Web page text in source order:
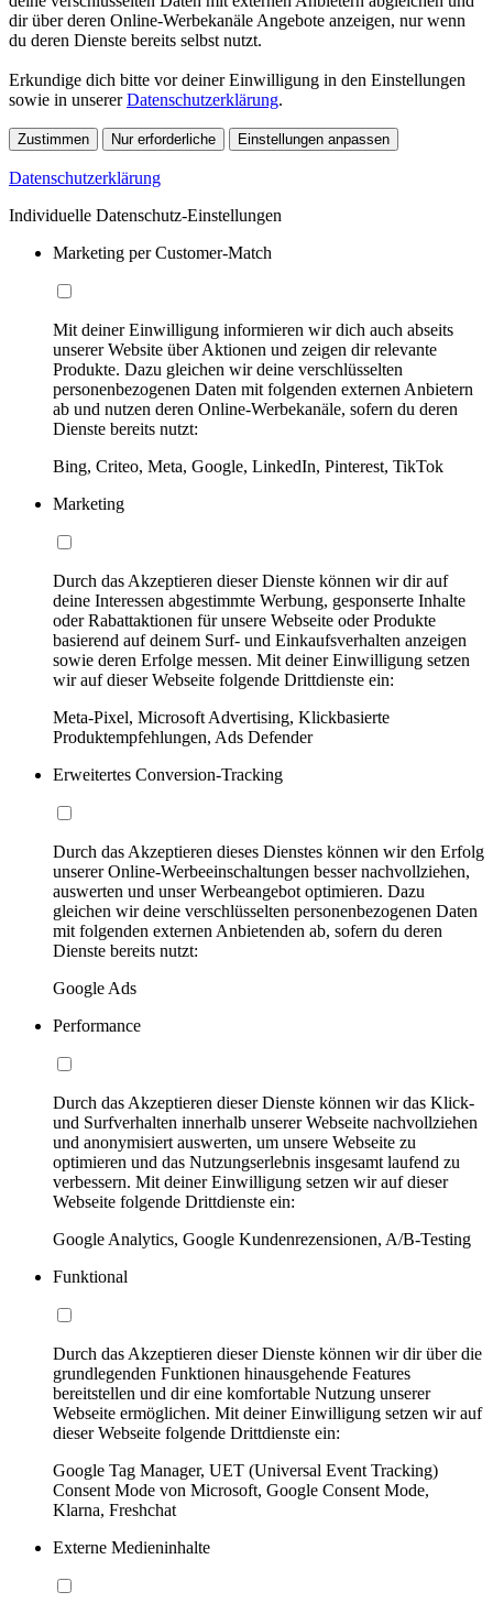
dir über deren Online-Werbekanäle Angebote anzeigen, nur wenn
du deren Dienste bereits selbst nutzt.
Erkundige dich bitte vor deiner Einwilligung in den Einstellungen
sowie in unsererDatenschutzerklärung.
Zustimmen Nur erforderliche Einstellungen anpassen
Datenschutzerklärung
Individuelle Datenschutz-Einstellungen
Marketing per Customer-Match
Mit deiner Einwilligung informieren wir dich auch abseits
unserer Website über Aktionen und zeigen dir relevante
Produkte. Dazu gleichen wir deine verschlüsselten
personenbezogenen Daten mit folgenden externen Anbietern
ab und nutzen deren Online-Werbekanäle, sofern du deren
Dienste bereits nutzt:
Bing, Criteo, Meta, Google, LinkedIn, Pinterest, TikTok
Marketing
Durch das Akzeptieren dieser Dienste können wir dir auf
deine Interessen abgestimmte Werbung, gesponserte Inhalte
oder Rabattaktionen für unsere Webseite oder Produkte
basierend auf deinem Surf- und Einkaufsverhalten anzeigen
sowie deren Erfolge messen. Mit deiner Einwilligung setzen
wir auf dieser Webseite folgende Drittdienste ein:
Meta-Pixel, Microsoft Advertising, Klickbasierte
Produktempfehlungen, Ads Defender
Erweitertes Conversion-Tracking
Durch das Akzeptieren dieses Dienstes können wir den Erfolg
unserer Online-Werbeeinschaltungen besser nachvollziehen,
auswerten und unser Werbeangebot optimieren. Dazu
gleichen wir deine verschlüsselten personenbezogenen Daten
mit folgenden externen Anbietenden ab, sofern du deren
Dienste bereits nutzt:
Google Ads
Performance
Durch das Akzeptieren dieser Dienste können wir das Klick-
und Surfverhalten innerhalb unserer Webseite nachvollziehen
und anonymisiert auswerten, um unsere Webseite zu
optimieren und das Nutzungserlebnis insgesamt laufend zu
verbessern. Mit deiner Einwilligung setzen wir auf dieser
Webseite folgende Drittdienste ein:
Google Analytics, Google Kundenrezensionen, A/B-Testing
Funktional
Durch das Akzeptieren dieser Dienste können wir dir über die
grundlegenden Funktionen hinausgehende Features
bereitstellen und dir eine komfortable Nutzung unserer
Webseite ermöglichen. Mit deiner Einwilligung setzen wir auf
dieser Webseite folgende Drittdienste ein:
Google Tag Manager, UET (Universal Event Tracking)
Consent Mode von Microsoft, Google Consent Mode,
Klarna, Freshchat
Externe Medieninhalte